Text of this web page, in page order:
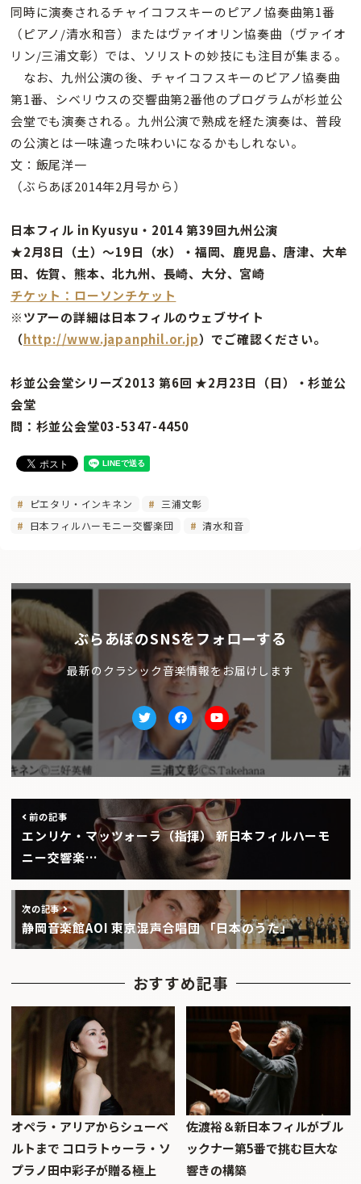
同時に演奏されるチャイコフスキーのピアノ協奏曲第1番
（ピアノ/清水和音）またはヴァイオリン協奏曲（ヴァイオ
リン/三浦文彰）では、ソリストの妙技にも注目が集まる。
なお、九州公演の後、チャイコフスキーのピアノ協奏曲
第1番、シベリウスの交響曲第2番他のプログラムが杉並公
会堂でも演奏される。九州公演で熟成を経た演奏は、普段
の公演とは一味違った味わいになるかもしれない。
文：飯尾洋一
（ぶらあぼ2014年2月号から）
日本フィル in Kyusyu・2014 第39回九州公演
★2月8日（土）〜19日（水）・福岡、鹿児島、唐津、大牟
田、佐賀、熊本、北九州、長崎、大分、宮崎
チケット：ローソンチケット
※ツアーの詳細は日本フィルのウェブサイト
（http://www.japanphil.or.jp）でご確認ください。
杉並公会堂シリーズ2013 第6回 ★2月23日（日）・杉並公
会堂
問：杉並公会堂03-5347-4450
ピエタリ・インキネン
三浦文彰
日本フィルハーモニー交響楽団
清水和音
ぶらあぼのSNSをフォローする
最新のクラシック音楽情報をお届けします
TwitterfacebookYoutube
前の記事
エンリケ・マッツォーラ（指揮） 新日本フィルハーモ
ニー交響楽…
次の記事
静岡音楽館AOI 東京混声合唱団 「日本のうた」
おすすめ記事
オペラ・アリアからシューベ
ルトまで コロラトゥーラ・ソ
プラノ田中彩子が贈る極上
佐渡裕＆新日本フィルがブル
ックナー第5番で挑む巨大な
響きの構築